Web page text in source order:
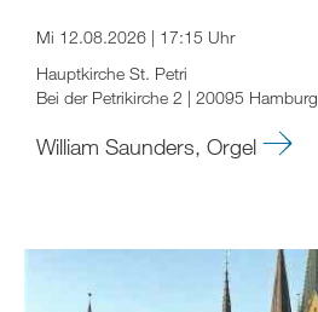
Mi 12.08.2026 | 17:15 Uhr
Hauptkirche St. Petri
Bei der Petrikirche 2 | 20095 Hamburg
William Saunders, Orgel